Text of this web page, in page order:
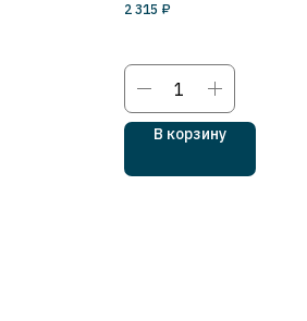
2 315 ₽
В корзину